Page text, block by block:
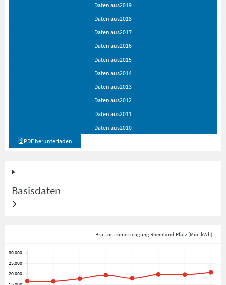
Daten aus2019
Daten aus2018
Daten aus2017
Daten aus2016
Daten aus2015
Daten aus2014
Daten aus2013
Daten aus2012
Daten aus2011
Daten aus2010
PDF herunterladen
Basisdaten
Bruttostromerzeugung Rheinland-Pfalz (Mio. kWh)